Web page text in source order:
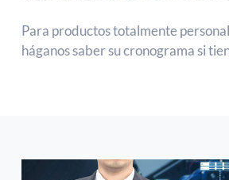
Para productos totalmente
háganos saber su cronograma si